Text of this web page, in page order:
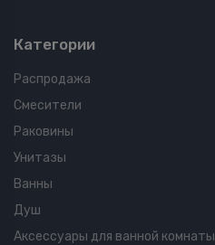
Категории
Распродажа
Смесители
Раковины
Унитазы
Ванны
Душ
Аксессуары для ванной комнаты